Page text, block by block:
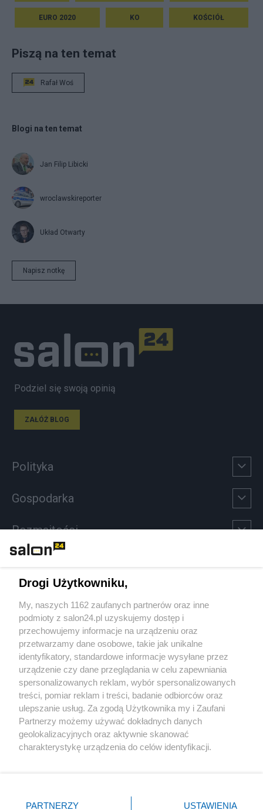
EURO 2020 KO KOŚCIÓŁ
Piszą na ten temat
Rafał Woś
Blogi na ten temat
Jan Filip Libicki
wroclawskireporter
Układ Otwarty
Napisz notkę
Podziel się swoją opinią
ZAŁÓŻ BLOG
Polityka
Gospodarka
Rozmaitości
Sport
Społeczeństwo
Kultura
X Facebook Instagram Youtube
Drogi Użytkowniku,
My, naszych 1162 zaufanych partnerów oraz inne
podmioty z salon24.pl uzyskujemy dostęp i
przechowujemy informacje na urządzeniu oraz
przetwarzamy dane osobowe, takie jak unikalne
identyfikatory, standardowe informacje wysyłane przez
urządzenie czy dane przeglądania w celu zapewniania
spersonalizowanych reklam, wybór spersonalizowanych
treści, pomiar reklam i treści, badanie odbiorców oraz
ulepszanie usług. Za zgodą Użytkownika my i Zaufani
Partnerzy możemy używać dokładnych danych
geolokalizacyjnych oraz aktywnie skanować
charakterystykę urządzenia do celów identyfikacji.
zmienić/wycofać klikając przycisk ustawień prywatności
PARTNERZY USTAWIENIA